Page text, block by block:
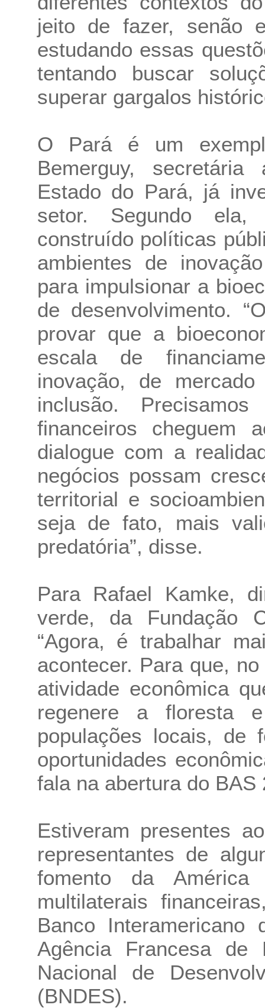
jeito de fazer, senão
estudando essas
tentando buscar
superar gargalos
O Pará é um
Bemerguy,
Estado do Pará, já
setor. Segundo
construído políticas
ambientes de
para impulsionar a
de desenvolvimento.
provar que a
escala de
inovação, de
inclusão.
financeiros cheguem
dialogue com a
negócios possam
territorial e
seja de fato, mais
predatória”, disse.
Para Rafael Kamke,
verde, da Fundação
“Agora, é trabalhar
acontecer. Para que,
atividade econômica
regenere a floresta
populações locais, de
oportunidades
fala na abertura do BAS
Estiveram presentes
representantes de
fomento da
multilaterais
Banco Interamericano
Agência Francesa de
Nacional de
(BNDES).